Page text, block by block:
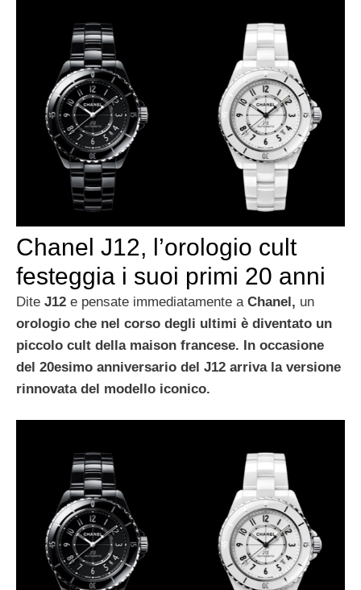
Chanel J12, l’orologio cult
festeggia i suoi primi 20 anni
Dite J12 e pensate immediatamente a Chanel, un
orologio che nel corso degli ultimi è diventato un
piccolo cult della maison francese. In occasione
del 20esimo anniversario del J12 arriva la versione
rinnovata del modello iconico.